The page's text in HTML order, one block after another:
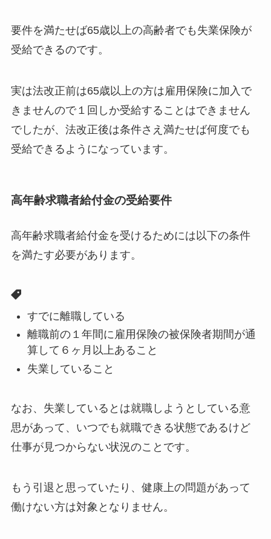
要件を満たせば65歳以上の高齢者でも失業保険が
受給できるのです。
実は法改正前は65歳以上の方は雇用保険に加入で
きませんので１回しか受給することはできません
でしたが、法改正後は条件さえ満たせば何度でも
受給できるようになっています。
高年齢求職者給付金の受給要件
高年齢求職者給付金を受けるためには以下の条件
を満たす必要があります。
すでに離職している
離職前の１年間に雇用保険の被保険者期間が通
算して６ヶ月以上あること
失業していること
なお、失業しているとは就職しようとしている意
思があって、いつでも就職できる状態であるけど
仕事が見つからない状況のことです。
もう引退と思っていたり、健康上の問題があって
働けない方は対象となりません。